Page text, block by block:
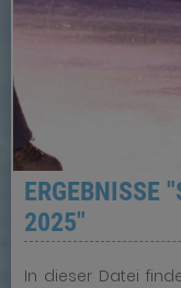
ERGEBNISSE
2025"
In dieser Datei